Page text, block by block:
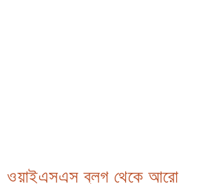
ওয়াইএসএস ব্লগ থেকে আরো